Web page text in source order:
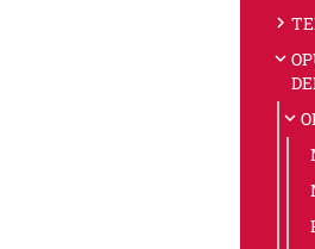
chevron_right
expand_more
expand_more